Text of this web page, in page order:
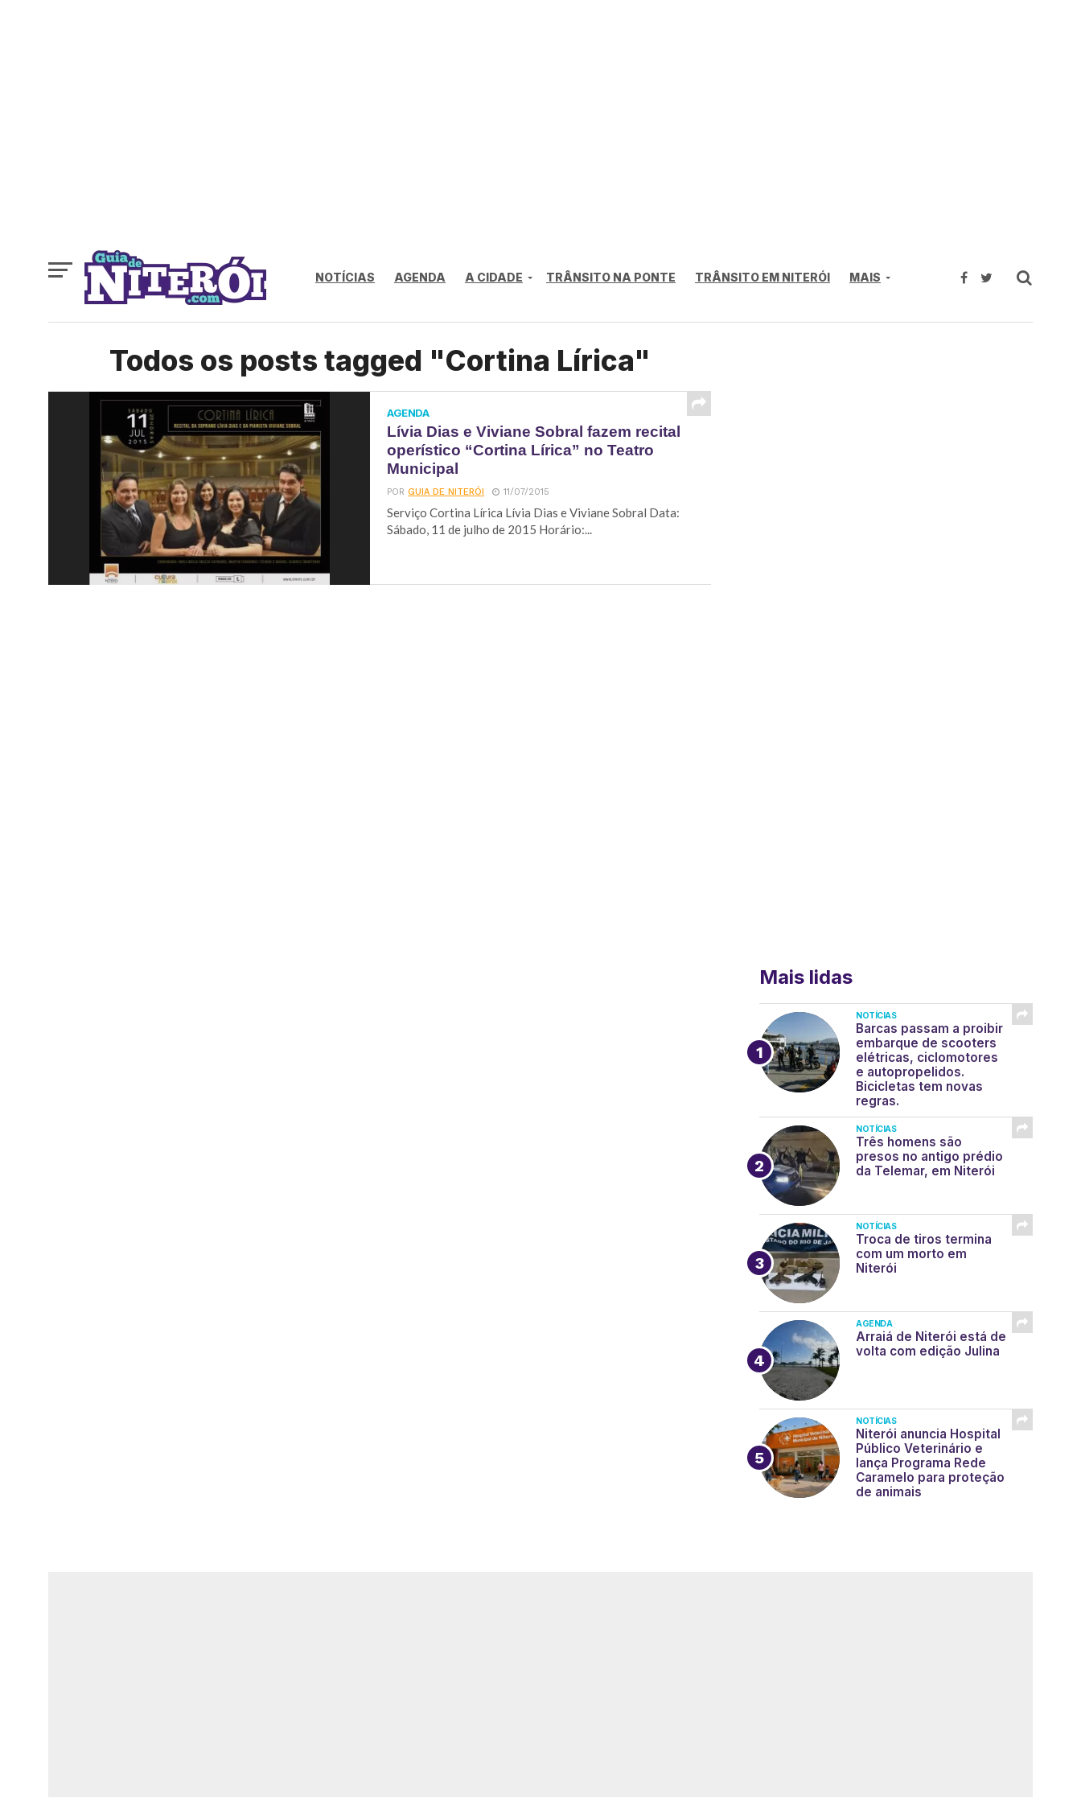
NOTÍCIAS AGENDA A CIDADE TRÂNSITO NA PONTE TRÂNSITO EM NITERÓI MAIS
Todos os posts tagged "Cortina Lírica"
AGENDA
Lívia Dias e Viviane Sobral fazem recital
operístico “Cortina Lírica” no Teatro
Municipal
PORGUIA DE NITERÓI 11/07/2015
Serviço Cortina Lírica Lívia Dias e Viviane Sobral Data:
Sábado, 11 de julho de 2015 Horário:...
Mais lidas
NOTÍCIAS
Barcas passam a proibir
embarque de scooters
elétricas, ciclomotores
e autopropelidos.
Bicicletas tem novas
regras.
NOTÍCIAS
Três homens são
presos no antigo prédio
da Telemar, em Niterói
NOTÍCIAS
Troca de tiros termina
com um morto em
Niterói
AGENDA
Arraiá de Niterói está de
volta com edição Julina
NOTÍCIAS
Niterói anuncia Hospital
Público Veterinário e
lança Programa Rede
Caramelo para proteção
de animais